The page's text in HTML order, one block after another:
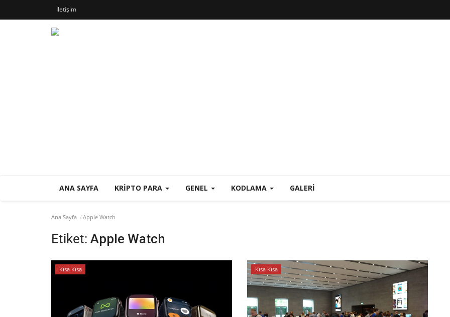
İletişim
ANA SAYFA KRIPTO PARA GENEL KODLAMA GALERI
Ana Sayfa Apple Watch
Etiket: Apple Watch
Kısa Kısa Kısa Kısa